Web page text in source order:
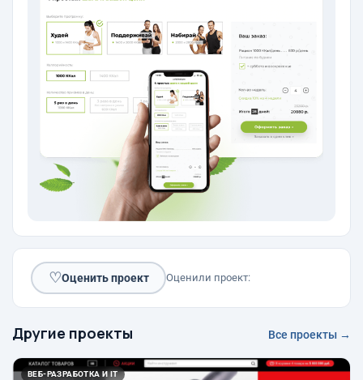
♡Оценить проект Оценили проект:
Другие проекты Все проекты →
ВЕБ-РАЗРАБОТКА И IT